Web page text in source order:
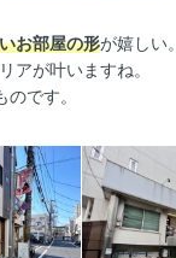
お部屋の形が嬉しい。
アが叶いますね。
です。